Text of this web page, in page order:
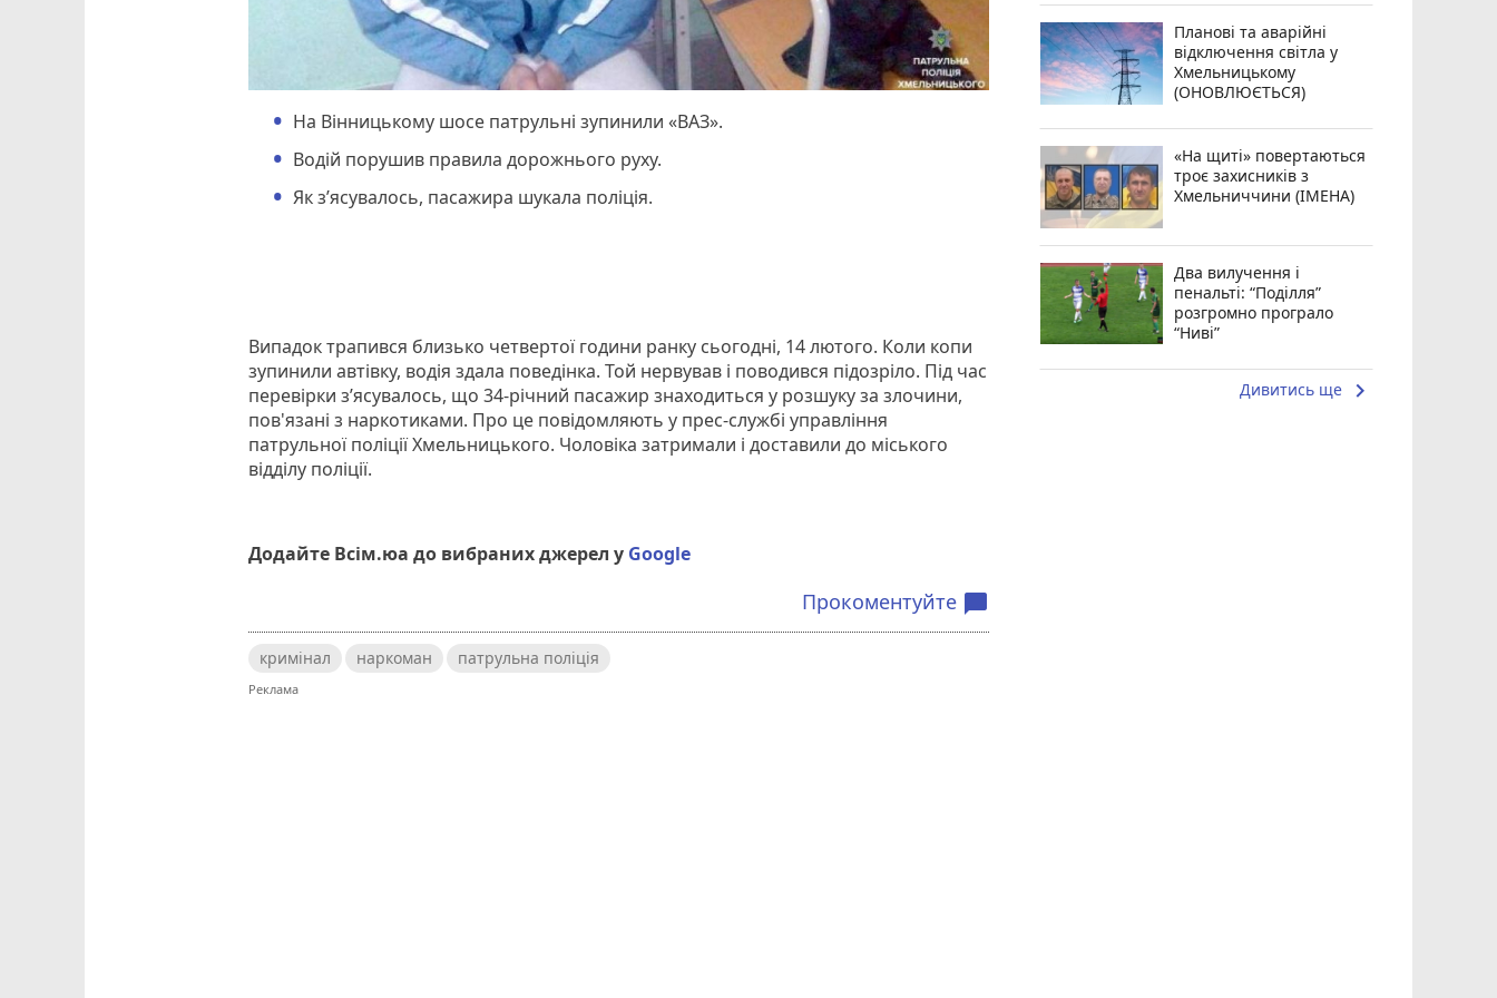
На Вінницькому шосе патрульні зупинили «ВАЗ».
Водій порушив правила дорожнього руху.
Як з’ясувалось, пасажира шукала поліція.
Випадок трапився близько четвертої години ранку сьогодні, 14 лютого. Коли копи
зупинили автівку, водія здала поведінка. Той нервував і поводився підозріло. Під час
перевірки з’ясувалось, що 34-річний пасажир знаходиться у розшуку за злочини,
пов'язані з наркотиками. Про це повідомляють у прес-службі управління
патрульної поліції Хмельницького. Чоловіка затримали і доставили до міського
відділу поліції.
Додайте Всім.юа до вибраних джерел у Google
Прокоментуйте chat_bubble
кримінал наркоман патрульна поліція
Планові та аварійні
відключення світла у
Хмельницькому
(ОНОВЛЮЄТЬСЯ)
«На щиті» повертаються
троє захисників з
Хмельниччини (ІМЕНА)
Два вилучення і
пенальті: “Поділля”
розгромно програло
“Ниві”
Дивитись ще keyboard_arrow_right